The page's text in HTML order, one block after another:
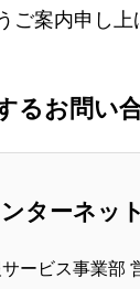
ご案内申し上
るお問い
ターネッ
ービス事業部